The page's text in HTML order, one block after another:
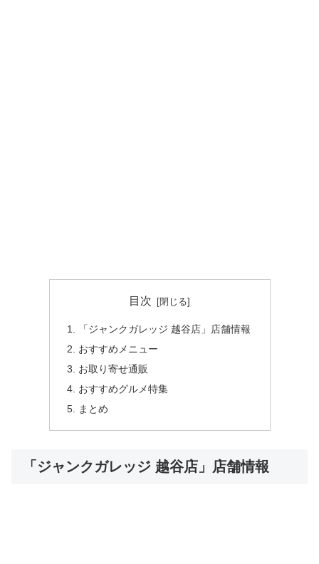
目次
「ジャンクガレッジ 越谷店」店舗情報
おすすめメニュー
お取り寄せ通販
おすすめグルメ特集
まとめ
「ジャンクガレッジ 越谷店」店舗情報